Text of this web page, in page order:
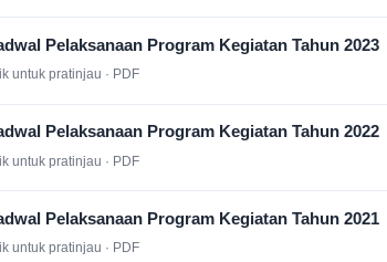
Pelaksanaan Program Kegiatan Tahun 2023
untuk pratinjau · PDF
Pelaksanaan Program Kegiatan Tahun 2022
untuk pratinjau · PDF
Pelaksanaan Program Kegiatan Tahun 2021
untuk pratinjau · PDF